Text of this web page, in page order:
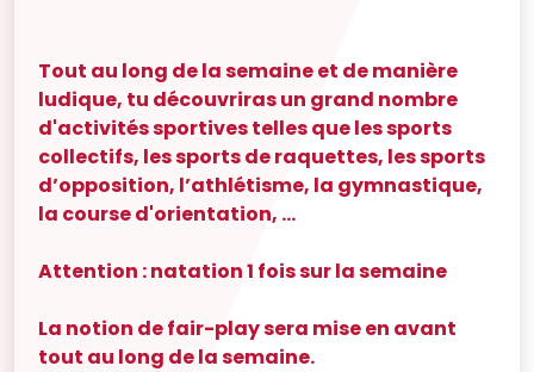
Tout au long de la semaine et de manière
ludique, tu découvriras un grand nombre
d'activités sportives telles que les sports
collectifs, les sports de raquettes, les sports
d’opposition, l’athlétisme, la gymnastique,
la course d'orientation, ...
Attention : natation 1 fois sur la semaine
La notion de fair-play sera mise en avant
tout au long de la semaine.